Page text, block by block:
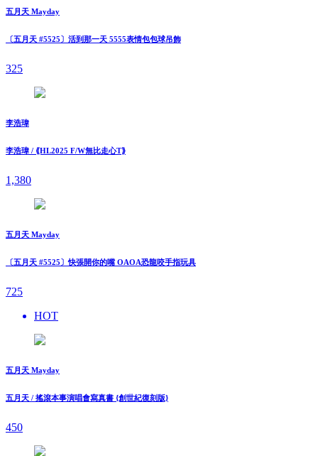
五月天 Mayday
〔五月天 #5525〕活到那一天 5555表情包包球吊飾
325
李浩瑋
李浩瑋 / ⟪HL2025 F/W無比走⼼T⟫
1,380
五月天 Mayday
〔五月天 #5525〕快張開你的嘴 OAOA恐龍咬手指玩具
725
HOT
五月天 Mayday
五月天 / 搖滾本事演唱會寫真書 {創世紀復刻版}
450